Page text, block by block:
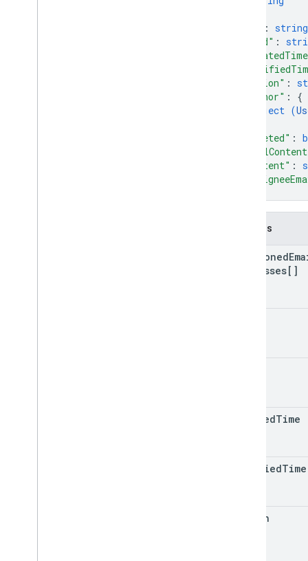
: string
"kind" :
"action" :
"author" : {
object (
"deleted" :
"content" :
Campos
mentioned
Addresses[]
createdTime
modifiedTime
action